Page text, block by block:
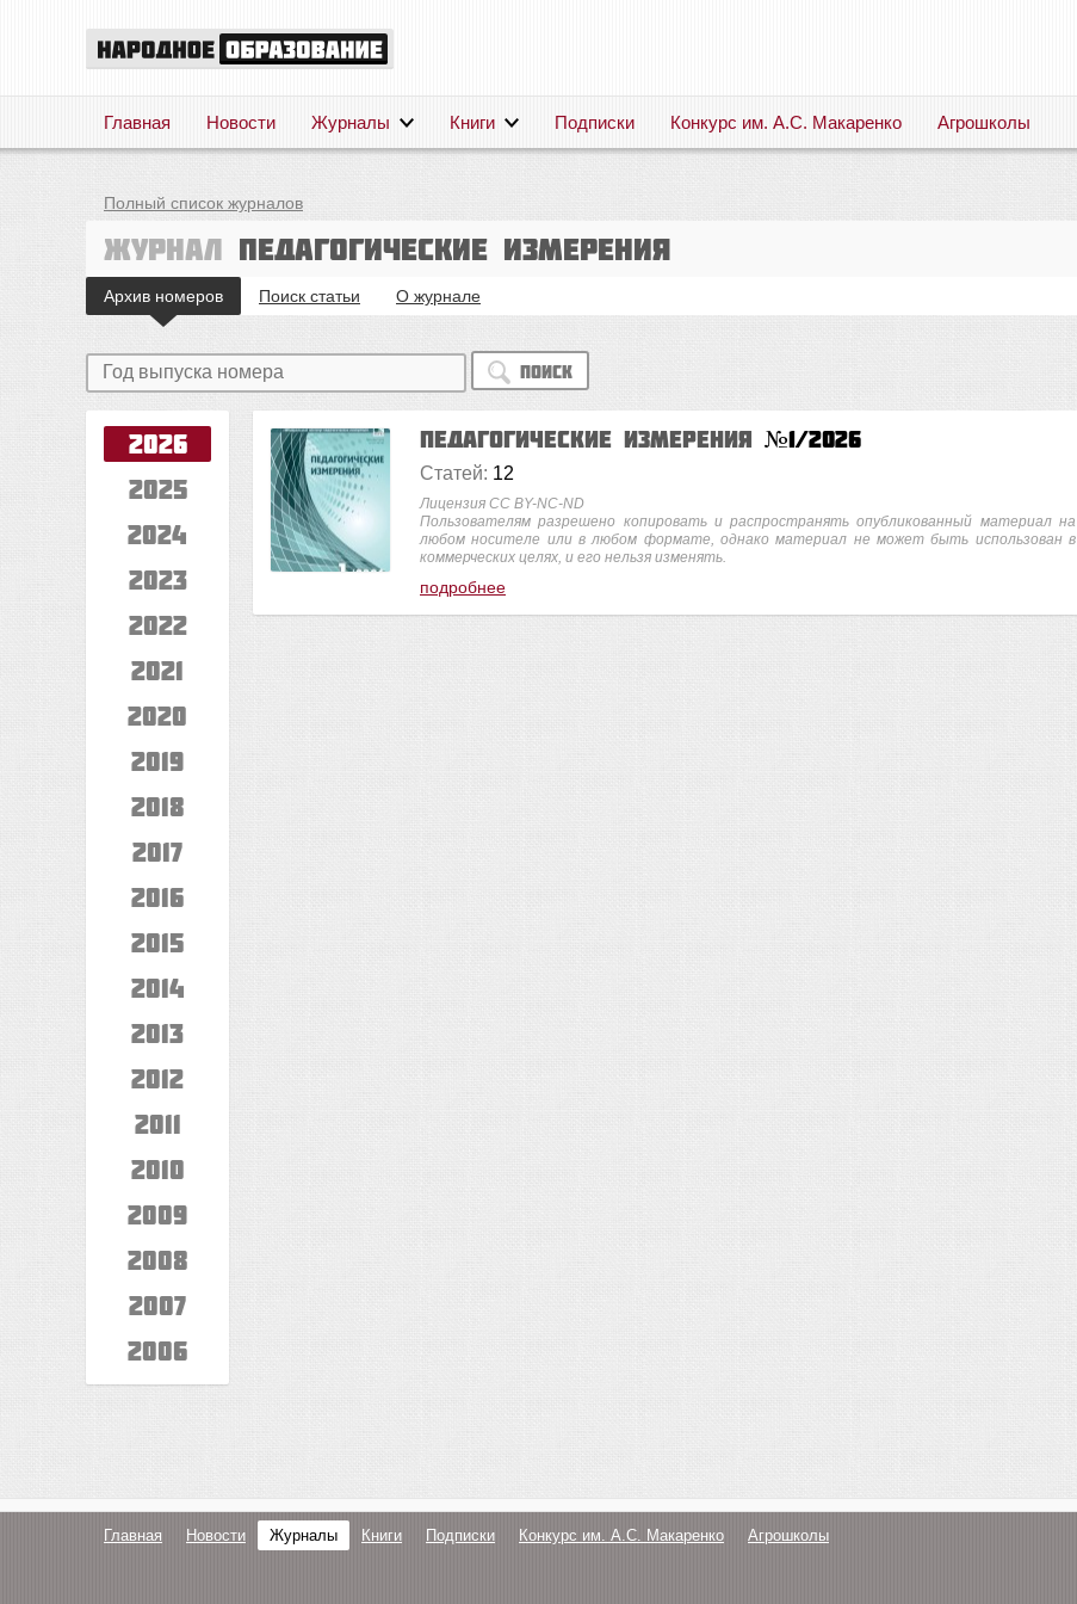
Главная Новости Журналы Книги Подписки Конкурс им. А.С. Макаренко Агрошколы
Полный список журналов
Журнал Педагогические измерения
Архив номеров Поиск статьи О журнале
Поиск
2026
2025
2024
2023
2022
2021
2020
2019
2018
2017
2016
2015
2014
2013
2012
2011
2010
2009
2008
2007
2006
Педагогические измерения №1/2026
Статей: 12
Лицензия CC BY-NC-ND
Пользователям разрешено копировать и распространять опубликованный материал на
любом носителе или в любом формате, однако материал не может быть использован в
коммерческих целях, и его нельзя изменять.
подробнее
Главная Новости Журналы Книги Подписки Конкурс им. А.С. Макаренко Агрошколы